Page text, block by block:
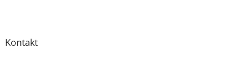
Kontakt